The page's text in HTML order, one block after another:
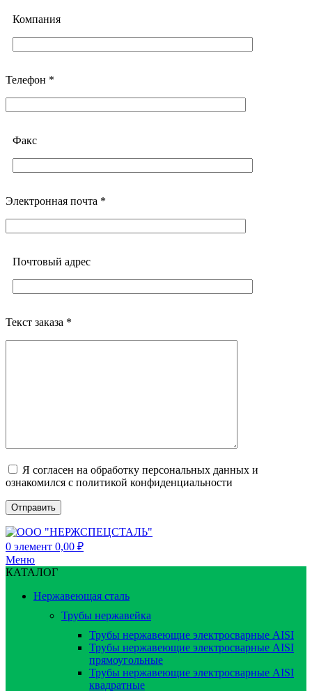
Компания
Телефон *
Факс
Электронная почта *
Почтовый адреc
Текст заказа *
Я согласен на обработку персональных данных и
ознакомился с политикой конфиденциальности
0 элемент 0,00 ₽
Меню
КАТАЛОГ
Нержавеющая сталь
Трубы нержавейка
Трубы нержавеющие электросварные AISI
Трубы нержавеющие электросварные AISI
прямоугольные
Трубы нержавеющие электросварные AISI
квадратные